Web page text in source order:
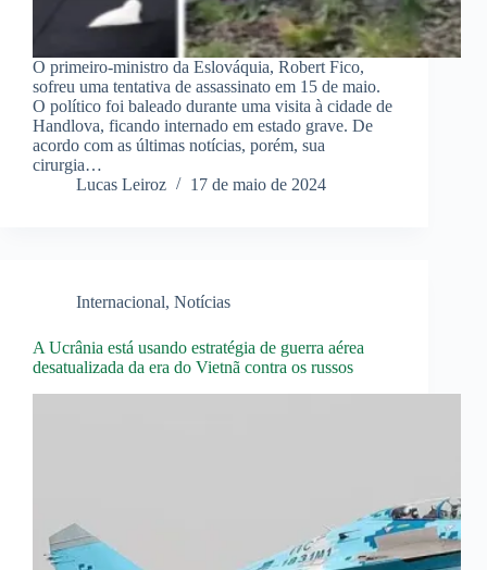
O primeiro-ministro da Eslováquia, Robert Fico,
sofreu uma tentativa de assassinato em 15 de maio.
O político foi baleado durante uma visita à cidade de
Handlova, ficando internado em estado grave. De
acordo com as últimas notícias, porém, sua
cirurgia…
Lucas Leiroz
17 de maio de 2024
Internacional, Notícias
A Ucrânia está usando estratégia de guerra aérea
desatualizada da era do Vietnã contra os russos